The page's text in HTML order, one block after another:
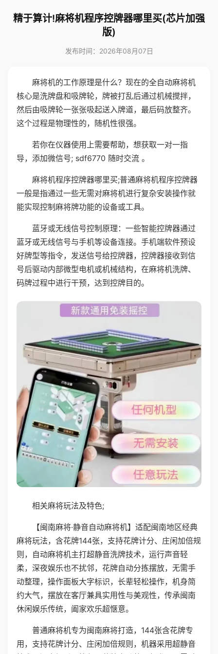
精于算计!麻将机程序控牌器哪里买(芯片加强
版)
发布时间：2026年08月07日
麻将机的工作原理是什么？现在的全自动麻将机
核心是洗牌盘和吸牌轮，牌被打乱后通过机械搅拌，
然后由吸牌轮一张张吸起送入牌道，最后码放整齐。
这个过程是物理性的，随机性很强。
若你在仪器使用上需要帮助，想获取一对一指
导，添加微信号; sdf6770 随时交流 。
麻将机程序控牌器哪里买;普通麻将机程序控牌器
一般是指通过一些无需对麻将机进行复杂安装操作就
能实现控制麻将牌功能的设备或工具。
蓝牙或无线信号控制原理：一些智能控牌器通过
蓝牙或无线信号与手机等设备连接。手机端软件预设
好牌型等指令，发送信号给控牌器，控牌器接收到信
号后驱动内部微型电机或机械结构，在麻将机洗牌、
码牌过程中进行干预，达到控牌目的。
相关麻将玩法及特色;
【闽南麻将·静音自动麻将机】适配闽南地区经典
麻将玩法，含花牌144张，支持花牌计分、庄闲加倍规
则，自动麻将机主打超静音洗牌技术，运行声音轻
柔，深夜娱乐也不扰邻，花牌自动分拣摆放，无需手
动整理，操作面板大字标识，长辈轻松操作，机身简
约大气，摆放在客厅兼具实用性与美观性，传承闽南
休闲娱乐传统，阖家欢乐超惬意。
普通麻将机专为闽南麻将打造，144张含花牌专
用，支持花牌计分、庄闲加倍规则，机器采用超静音